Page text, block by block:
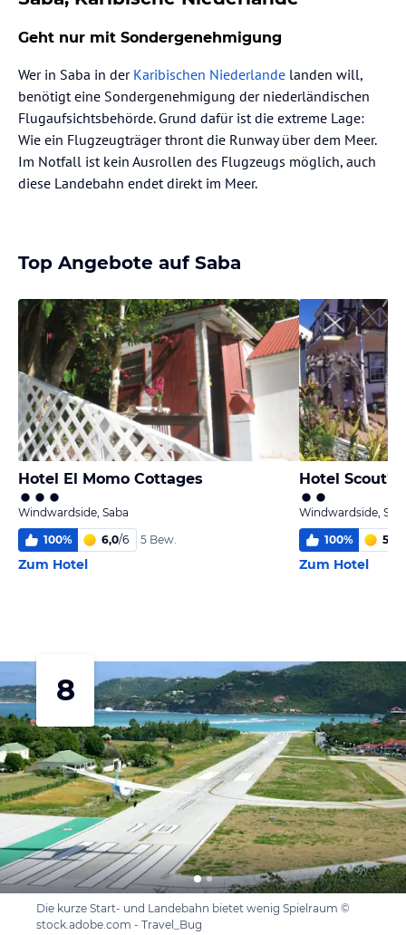
Geht nur mit Sondergenehmigung
Wer in Saba in der Karibischen Niederlande landen will,
benötigt eine Sondergenehmigung der niederländischen
Flugaufsichtsbehörde. Grund dafür ist die extreme Lage:
Wie ein Flugzeugträger thront die Runway über dem Meer.
Im Notfall ist kein Ausrollen des Flugzeugs möglich, auch
diese Landebahn endet direkt im Meer.
Top Angebote auf Saba
Hotel El Momo Cottages
Windwardside, Saba
100% 6,0/6 5 Bew.
Zum Hotel
Hotel Scout's
Windwardside,
100% 5,1
Zum Hotel
8
Die kurze Start- und Landebahn bietet wenig Spielraum ©
stock.adobe.com - Travel_Bug